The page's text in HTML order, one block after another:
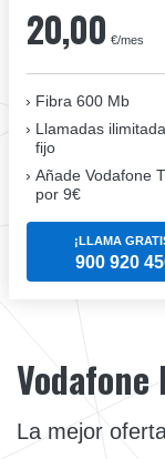
20,00 €/mes
Fibra 600 Mb
Llamadas
fijo
Añade Vodafone
por 9€
¡LLAMA
900 920
Vodafone
La mejor